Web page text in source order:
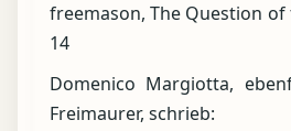
freemason, The Question of
14
Domenico Margiotta,
Freimaurer, schrieb: